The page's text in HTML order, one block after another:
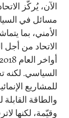
الآن، يُركّز
مسائل في
الأمني، بما
الاتحاد من
السياسي. لكنه
للمشاريع
والطاقة
وقيّمة، لكنها